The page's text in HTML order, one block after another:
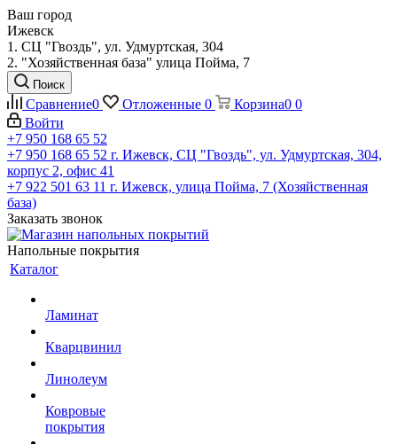
Ваш город
Ижевск
1. СЦ "Гвоздь", ул. Удмуртская, 304
2. "Хозяйственная база" улица Пойма, 7
Поиск
Сравнение0 Отложенные 0 Корзина0 0
Войти
+7 950 168 65 52
+7 950 168 65 52 г. Ижевск, СЦ "Гвоздь", ул. Удмуртская, 304,
корпус 2, офис 41
+7 922 501 63 11 г. Ижевск, улица Пойма, 7 (Хозяйственная
база)
Заказать звонок
Напольные покрытия
Каталог
Ламинат
Кварцвинил
Линолеум
Ковровые
покрытия